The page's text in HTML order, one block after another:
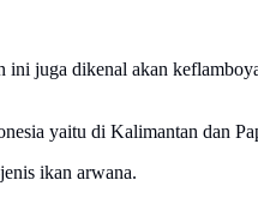
juga dikenal akan
yaitu di Kalimantan dan
ikan arwana.